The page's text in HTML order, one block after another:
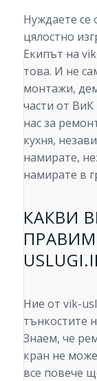
Нуждаете се
цялостно
Екипът на
това. И не
монтажи,
части от
нас за
кухня,
намирате,
намирате в
КАКВИ
ПРАВИМ
Ние от vik-
тънкостите
Знаем, че
кран не
все повече